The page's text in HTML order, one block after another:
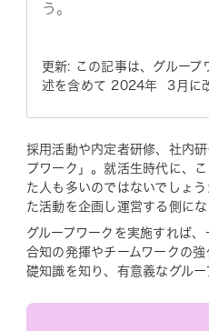
う。
更新: この記事は、グルー
述を含めて 2024年 3月に
採用活動や内定者研修、社内
プワーク」。就活生時代に、
た人も多いのではないでしょ
た活動を企画し運営する側に
グループワークを実施すれば
合知の発揮やチームワークの
礎知識を知り、有意義なグルー